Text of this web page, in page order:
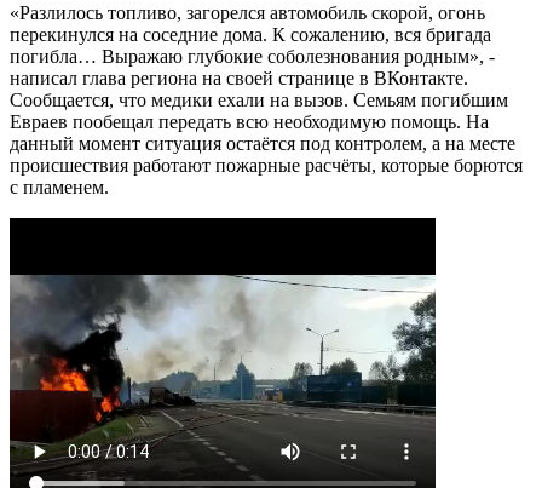
«Разлилось топливо, загорелся автомобиль скорой, огонь
перекинулся на соседние дома. К сожалению, вся бригада
погибла… Выражаю глубокие соболезнования родным», -
написал глава региона на своей странице в ВКонтакте.
Сообщается, что медики ехали на вызов. Семьям погибшим
Евраев пообещал передать всю необходимую помощь. На
данный момент ситуация остаётся под контролем, а на месте
происшествия работают пожарные расчёты, которые борются
с пламенем.